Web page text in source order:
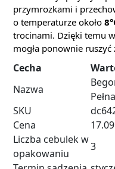
przymrozkami i
o temperaturze około
trocinami. Dzięki temu
mogła ponownie ruszyć
Cecha
Nazwa
SKU
Cena
17.09
Liczba cebulek w
opakowaniu
3